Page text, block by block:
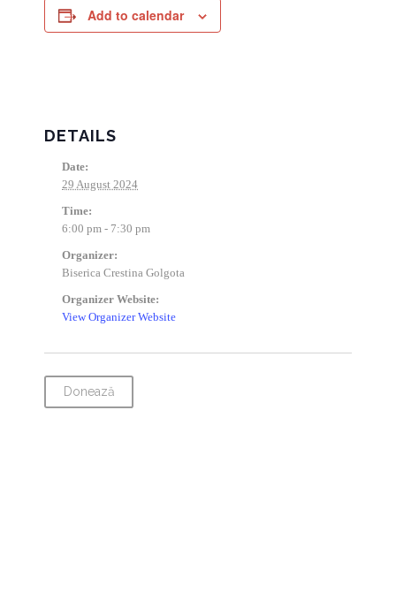
Add to calendar
DETAILS
Date:
29 August 2024
Time:
6:00 pm - 7:30 pm
Organizer:
Biserica Crestina Golgota
Organizer Website:
View Organizer Website
Donează